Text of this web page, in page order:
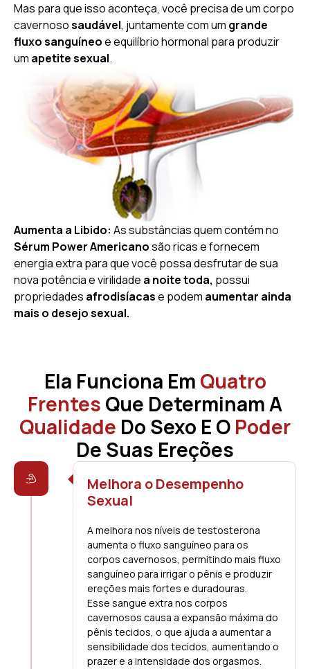
Mas para que isso aconteça, você precisa de um corpo
cavernososaudável, juntamente com um grande
fluxo sanguíneoe equilíbrio hormonal para produzir
um apetite sexual.
Aumenta a Libido: As substâncias quem contém no
Sérum Power Americanosão ricas e fornecem
energia extra para que você possa desfrutar de sua
nova potência e virilidade a noite toda, possui
propriedades afrodisíacase podem aumentar ainda
mais o desejo sexual.
Ela Funciona Em Quatro
Frentes Que Determinam A
Qualidade Do Sexo E O Poder
De Suas Ereções
Melhora o Desempenho
Sexual
A melhora nos níveis de testosterona
aumenta o fluxo sanguíneo para os
corpos cavernosos, permitindo mais fluxo
sanguíneo para irrigar o pênis e produzir
ereções mais fortes e duradouras.
Esse sangue extra nos corpos
cavernosos causa a expansão máxima do
pênis tecidos, o que ajuda a aumentar a
sensibilidade dos tecidos, aumentando o
prazer e a intensidade dos orgasmos.